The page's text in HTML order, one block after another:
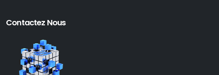
Contactez Nous